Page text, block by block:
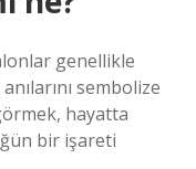
genellikle
sembolize
hayatta
bir işareti